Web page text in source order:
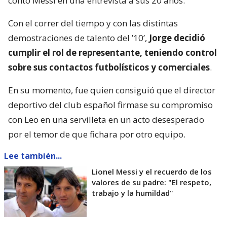
Con el correr del tiempo y con las distintas
demostraciones de talento del ’10’, Jorge decidió
cumplir el rol de representante, teniendo control
sobre sus contactos futbolísticos y comerciales.
En su momento, fue quien consiguió que el director
deportivo del club español firmase su compromiso
con Leo en una servilleta en un acto desesperado
por el temor de que fichara por otro equipo.
Lee también...
Lionel Messi y el recuerdo de los
valores de su padre: "El respeto,
trabajo y la humildad"